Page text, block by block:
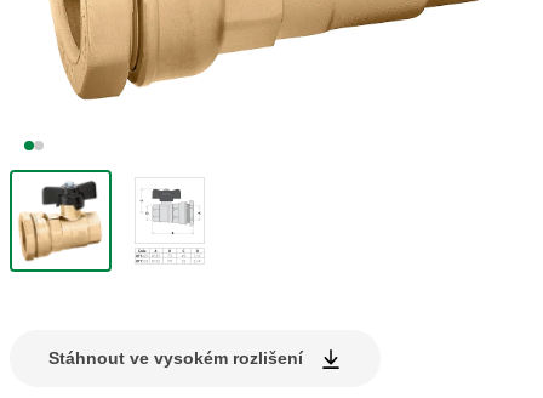
Stáhnout ve vysokém rozlišení